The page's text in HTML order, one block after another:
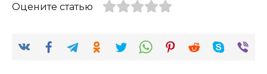
Оцените статью